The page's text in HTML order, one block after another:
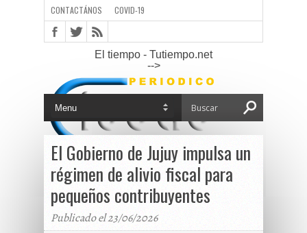
CONTACTÁNOS COVID-19
El tiempo - Tutiempo.net
-->
El Gobierno de Jujuy impulsa un
régimen de alivio fiscal para
pequeños contribuyentes
Publicado el 23/06/2026